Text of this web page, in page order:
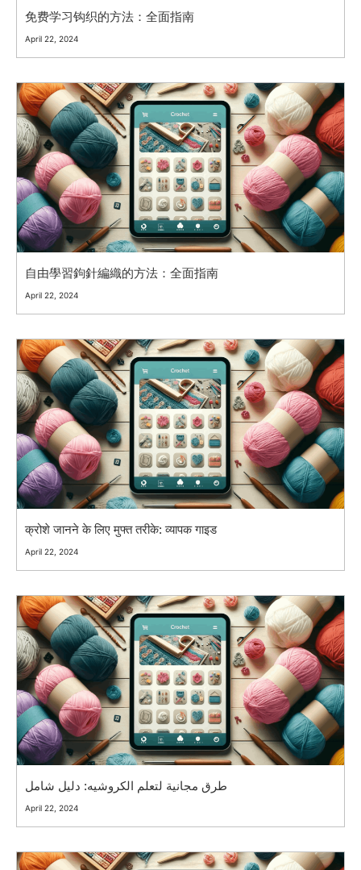
免费学习钩织的方法：全面指南
April 22, 2024
自由學習鉤針編織的方法：全面指南
April 22, 2024
क्रोशे जानने के लिए मुफ्त तरीके: व्यापक गाइड
April 22, 2024
طرق مجانية لتعلم الكروشيه: دليل شامل
April 22, 2024